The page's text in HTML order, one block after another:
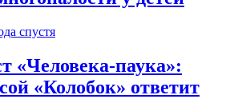
спустя
«Человека-паука»:
«Колобок» ответит